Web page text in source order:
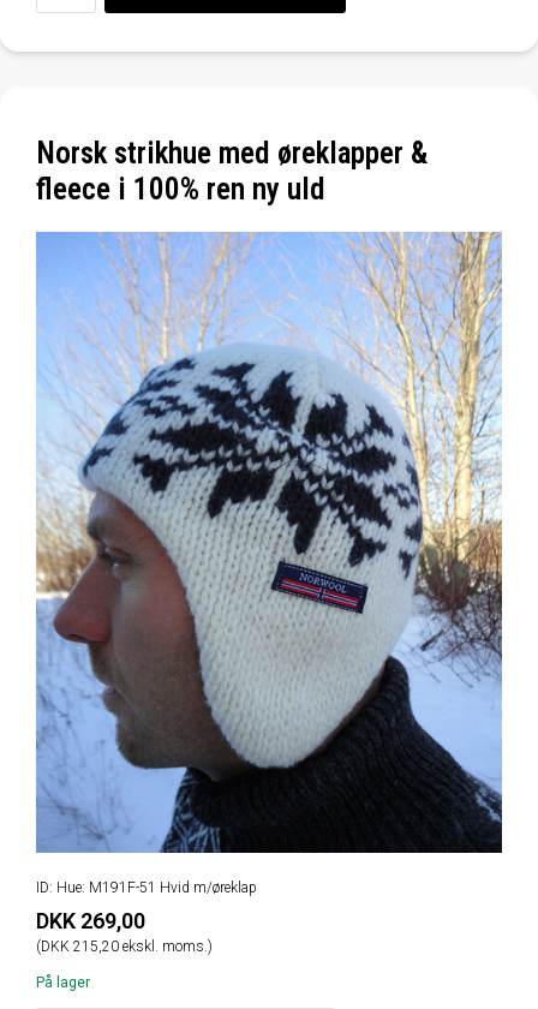
Norsk strikhue med øreklapper &
fleece i 100% ren ny uld
ID: Hue: M191F-51 Hvid m/øreklap
DKK 269,00
(DKK 215,20 ekskl. moms.)
På lager